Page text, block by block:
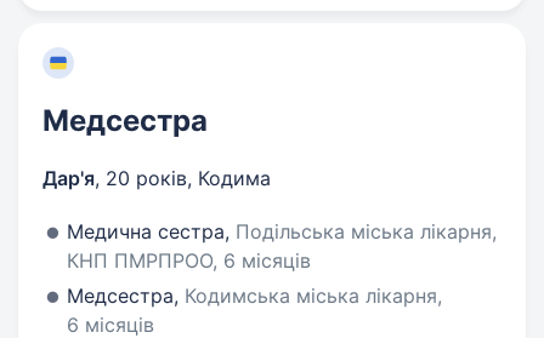
Медсестра
Дар'я, 20 років, Кодима
Медична сестра, Подільська міська лікарня,
КНП ПМРПРОО, 6 місяців
Медсестра, Кодимська міська лікарня,
6 місяців